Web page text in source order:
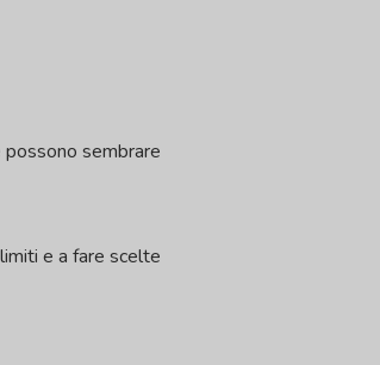
sembrare
e a fare scelte